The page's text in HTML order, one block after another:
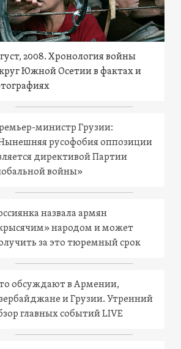
2008. Хронология войны
Южной Осетии в фактах и
министр Грузии:
русофобия оппозиции
директивой Партии
войны»
назвала армян
народом и может
за это тюремный срок
обсуждают в Армении,
и Грузии. Утренний
главных событий LIVE